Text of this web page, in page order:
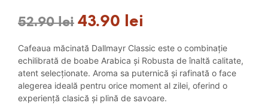
52.90lei Prețul
a
fost:
52.90 lei.
43.90 lei
este:
43.90 lei.
Cafeaua măcinată Dallmayr Classic este o combinație
echilibrată de boabe Arabica și Robusta de înaltă calitate,
atent selecționate. Aroma sa puternică și rafinată o face
alegerea ideală pentru orice moment al zilei, oferind o
experiență clasică și plină de savoare.